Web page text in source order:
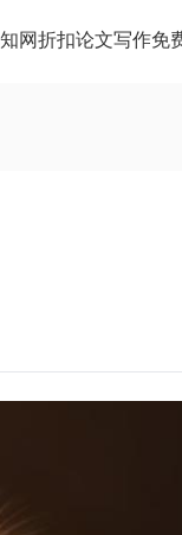
知网折扣论文写作免